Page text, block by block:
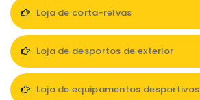
Loja de corta-relvas
Loja de desportos de exterior
Loja de equipamentos desportivos